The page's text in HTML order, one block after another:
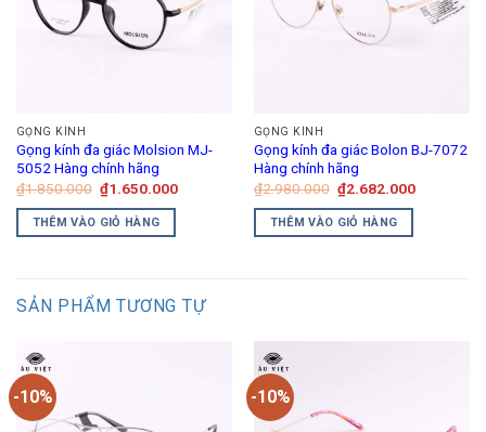
GỌNG KÍNH
Gọng kính đa giác Molsion MJ-
5052 Hàng chính hãng
₫1.850.000 Giá
gốc
là:
₫1.850.000.
₫1.650.000Giá
THÊM VÀO GIỎ HÀNG
GỌNG KÍNH
Gọng kính đa giác Bolon BJ-7072
Hàng chính hãng
₫2.980.000 Giá
gốc
là:
₫2.980.000.
₫2.682.000Giá
THÊM VÀO GIỎ HÀNG
SẢN PHẨM TƯƠNG TỰ
-10% -10%